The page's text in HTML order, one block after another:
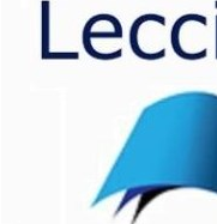
de 200 horas de
expedido por la